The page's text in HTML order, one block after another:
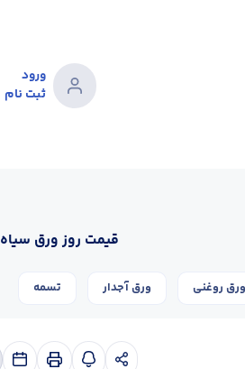
ورود
ثبت نام
قیمت روز ورق سیاه
ورق روغنی ورق آجدار تسمه